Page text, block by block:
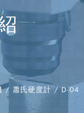
/ 蕭氏硬度計 / D-04